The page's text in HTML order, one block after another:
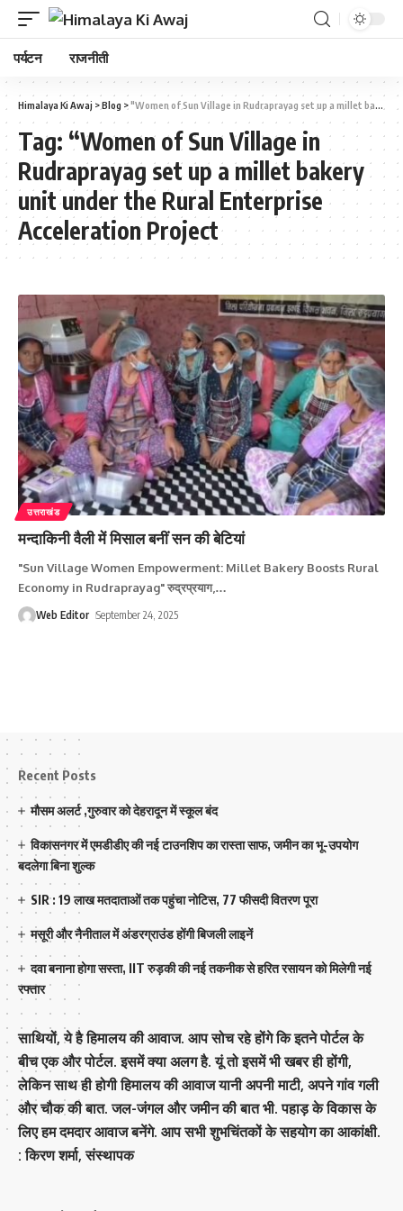
पर्यटन राजनीती
Himalaya Ki Awaj >Blog >"Women of Sun Village in Rudraprayag set up a millet bakery unit under the Rural Enterprise Acceleration Project
Tag: “Women of Sun Village in
Rudraprayag set up a millet bakery
unit under the Rural Enterprise
Acceleration Project
उत्तराखंड
मन्दाकिनी वैली में मिसाल बनीं सन की बेटियां
"Sun Village Women Empowerment: Millet Bakery Boosts Rural
Economy in Rudraprayag" रुद्रप्रयाग,…
Web Editor September 24, 2025
Recent Posts
मौसम अलर्ट ,गुरुवार को देहरादून में स्कूल बंद
विकासनगर में एमडीडीए की नई टाउनशिप का रास्ता साफ, जमीन का भू-उपयोग
बदलेगा बिना शुल्क
SIR : 19 लाख मतदाताओं तक पहुंचा नोटिस, 77 फीसदी वितरण पूरा
मसूरी और नैनीताल में अंडरग्राउंड होंगी बिजली लाइनें
दवा बनाना होगा सस्ता, IIT रुड़की की नई तकनीक से हरित रसायन को मिलेगी नई
रफ्तार
साथियों, ये है हिमालय की आवाज. आप सोच रहे होंगे कि इतने पोर्टल के
बीच एक और पोर्टल. इसमें क्या अलग है. यूं तो इसमें भी खबर ही होंगी,
लेकिन साथ ही होगी हिमालय की आवाज यानी अपनी माटी, अपने गांव गली
और चौक की बात. जल-जंगल और जमीन की बात भी. पहाड़ के विकास के
लिए हम दमदार आवाज बनेंगे. आप सभी शुभचिंतकों के सहयोग का आकांक्षी.
: किरण शर्मा, संस्‍थापक